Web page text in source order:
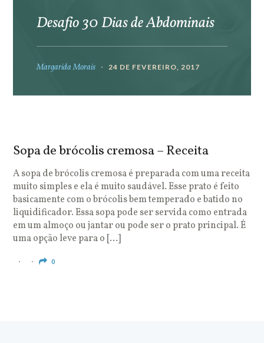
Desafio 30 Dias de Abdominais
Margarida Morais 24 DE FEVEREIRO, 2017
Sopa de brócolis cremosa – Receita
A sopa de brócolis cremosa é preparada com uma receita
muito simples e ela é muito saudável. Esse prato é feito
basicamente com o brócolis bem temperado e batido no
liquidificador. Essa sopa pode ser servida como entrada
em um almoço ou jantar ou pode ser o prato principal. É
uma opção leve para o […]
0